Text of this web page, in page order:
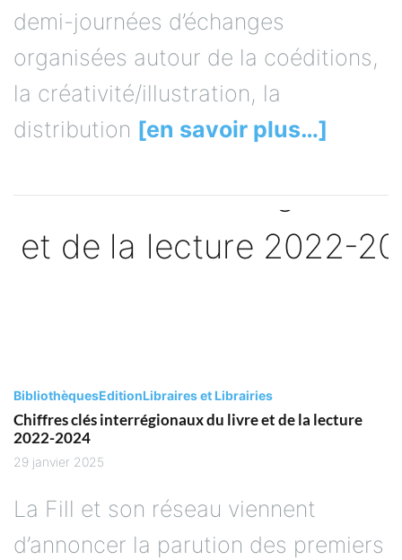
demi-journées d’échanges
organisées autour de la coéditions,
la créativité/illustration, la
distribution [en savoir plus…]
BibliothèquesEditionLibraires et Librairies
Chiffres clés interrégionaux du livre et de la lecture
2022-2024
29 janvier 2025
La Fill et son réseau viennent
d’annoncer la parution des premiers